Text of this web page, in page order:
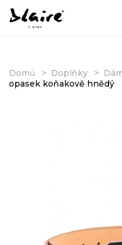
Domů Doplňky
opasek koňakově hnědý